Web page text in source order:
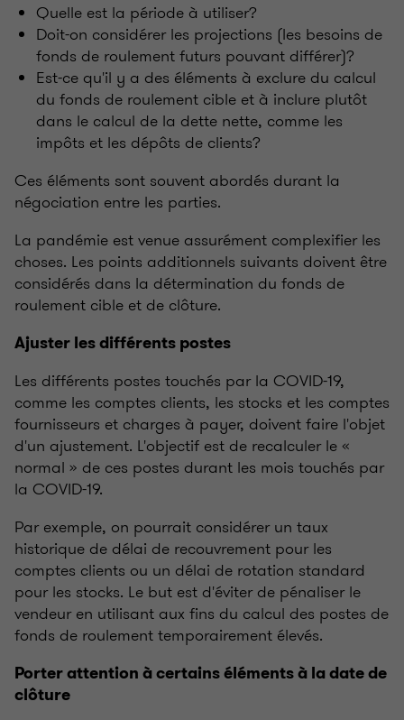
Quelle est la période à utiliser?
Doit-on considérer les projections (les besoins de
fonds de roulement futurs pouvant différer)?
Est-ce qu'il y a des éléments à exclure du calcul
du fonds de roulement cible et à inclure plutôt
dans le calcul de la dette nette, comme les
impôts et les dépôts de clients?
Ces éléments sont souvent abordés durant la
négociation entre les parties.
La pandémie est venue assurément complexifier les
choses. Les points additionnels suivants doivent être
considérés dans la détermination du fonds de
roulement cible et de clôture.
Ajuster les différents postes
Les différents postes touchés par la COVID-19,
comme les comptes clients, les stocks et les comptes
fournisseurs et charges à payer, doivent faire l'objet
d'un ajustement. L'objectif est de recalculer le «
normal » de ces postes durant les mois touchés par
la COVID-19.
Par exemple, on pourrait considérer un taux
historique de délai de recouvrement pour les
comptes clients ou un délai de rotation standard
pour les stocks. Le but est d'éviter de pénaliser le
vendeur en utilisant aux fins du calcul des postes de
fonds de roulement temporairement élevés.
Porter attention à certains éléments à la date de
clôture